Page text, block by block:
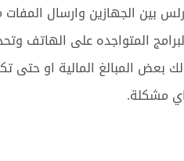
بين الجهازين وارسال المفات
المتواجده على الهاتف
بعض المبالغ المالية او
مشكلة.